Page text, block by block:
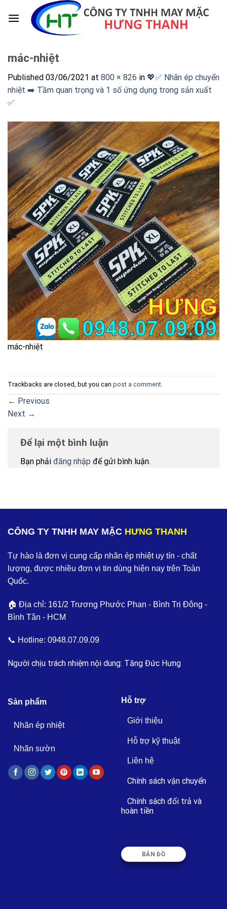
mác-nhiệt
Published 03/06/2021 at 800 × 826 in 💖✅‪ Nhãn ép chuyển
nhiệt ➡️ Tầm quan trọng và 1 số ứng dụng trong sản xuất
✅
mác-nhiệt
Trackbacks are closed, but you can post a comment
← Previous
Next →
Để lại một bình luận
Bạn phải đăng nhập để gửi bình luận.
CÔNG TY TNHH MAY MẶC HƯNG THANH
Tự hào là đơn vị cung cấp nhãn ép nhiệt uy tín - chất
lượng, được nhiều đơn vị tin dùng hiện nay trên Toàn
Quốc.
🏠 Địa chỉ: 161/2 Trương Phước Phan - Bình Trị Đông -
Bình Tân - HCM
📞 Hotline: 0948.07.09.09
Người chịu trách nhiệm nội dung: Tăng Đức Hưng
Sản phẩm
Nhãn ép nhiệt
Nhãn sườn
Hỗ trợ
Giới thiệu
Hỗ trợ kỹ thuật
Liên hệ
Chính sách vận chuyển
Chính sách đổi trả và
hoàn tiền
BẢN ĐỒ